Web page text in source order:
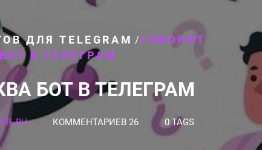
ДЛЯ TELEGRAM / ГОВОРИТ
В ТЕЛЕГРАМ
БОТ В ТЕЛЕГРАМ
КОММЕНТАРИЕВ 26 0 TAGS